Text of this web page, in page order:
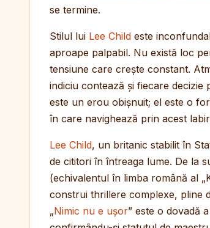
se termine.
Stilul lui Lee Child este
aproape palpabil. Nu există loc
tensiune care crește constant.
indiciu contează și fiecare decizie
este un erou obișnuit; el este o
în care navighează prin acest
Lee Child, un britanic stabilit în
de cititori în întreaga lume. De la
(echivalentul în limba română al
construi thrillere complexe, pline
„Nimic nu e ușor” este o dovadă